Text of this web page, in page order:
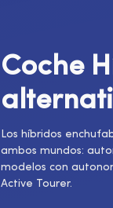
Coche
Los híbridos
ambos mundos:
modelos con
Active Tourer.